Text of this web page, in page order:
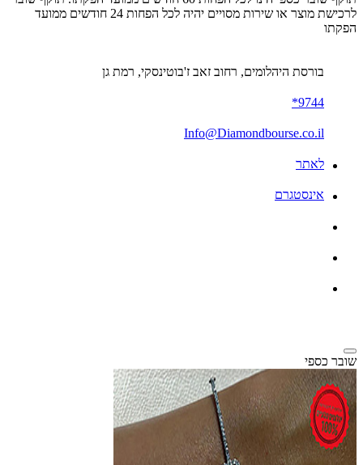
לרכישת מוצר או שירות מסויים יהיה לכל הפחות 24 חודשים ממועד
הפקתו
בורסת היהלומים, רחוב זאב ז'בוטינסקי, רמת גן
9744*
Info@Diamondbourse.co.il
לאתר
אינסטגרם
שובר כספי